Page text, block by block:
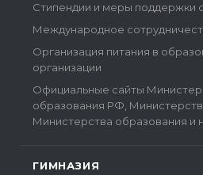
Стипендии и меры поддержки
Международное
Организация питания в
организации
Официальные сайты
образования РФ,
Министерства образования и
ГИМНАЗИЯ